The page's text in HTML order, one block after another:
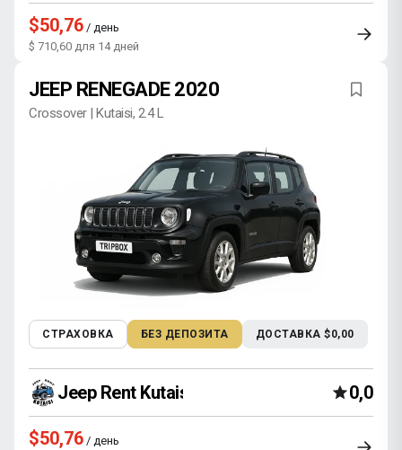
$50,76 / день
$ 710,60 для 14 дней
JEEP RENEGADE 2020
Crossover | Kutaisi, 2.4 L
СТРАХОВКА БЕЗ ДЕПОЗИТА ДОСТАВКА $0,00
Jeep Rent Kutaisi 0,0
$50,76 / день